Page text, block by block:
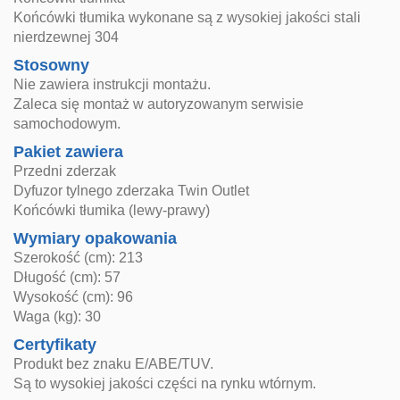
Końcówki tłumika wykonane są z wysokiej jakości stali
nierdzewnej 304
Stosowny
Nie zawiera instrukcji montażu.
Zaleca się montaż w autoryzowanym serwisie
samochodowym.
Pakiet zawiera
Przedni zderzak
Dyfuzor tylnego zderzaka Twin Outlet
Końcówki tłumika (lewy-prawy)
Wymiary opakowania
Szerokość (cm): 213
Długość (cm): 57
Wysokość (cm): 96
Waga (kg): 30
Certyfikaty
Produkt bez znaku E/ABE/TUV.
Są to wysokiej jakości części na rynku wtórnym.